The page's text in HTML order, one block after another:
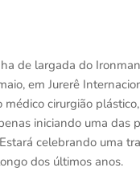
de largada do
em Jurerê
médico cirurgião
iniciando uma das
celebrando uma
dos últimos anos.